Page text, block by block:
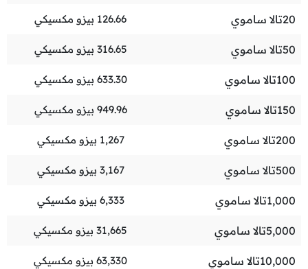
20تالا ساموي 126.66 بيزو مكسيكي
50تالا ساموي 316.65 بيزو مكسيكي
100تالا ساموي 633.30 بيزو مكسيكي
150تالا ساموي 949.96 بيزو مكسيكي
200تالا ساموي 1,267 بيزو مكسيكي
500تالا ساموي 3,167 بيزو مكسيكي
1,000تالا ساموي 6,333 بيزو مكسيكي
5,000تالا ساموي 31,665 بيزو مكسيكي
10,000تالا ساموي 63,330 بيزو مكسيكي